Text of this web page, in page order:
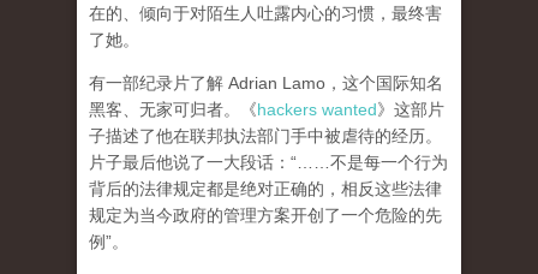
在的、倾向于对陌生人吐露内心的习惯，最终害
了她。
有一部纪录片了解 Adrian Lamo，这个国际知名
黑客、无家可归者。《hackers wanted》这部片
子描述了他在联邦执法部门手中被虐待的经历。
片子最后他说了一大段话：“……不是每一个行为
背后的法律规定都是绝对正确的，相反这些法律
规定为当今政府的管理方案开创了一个危险的先
例”。